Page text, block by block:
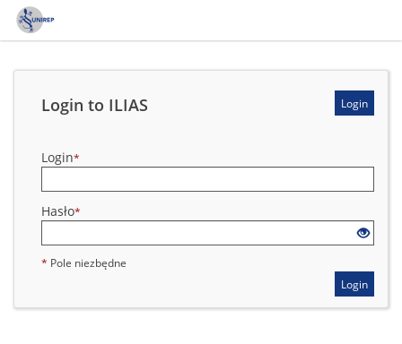
Login
Pole niezbędne
Login to ILIAS
Login*
Hasło*
* Pole niezbędne
Login